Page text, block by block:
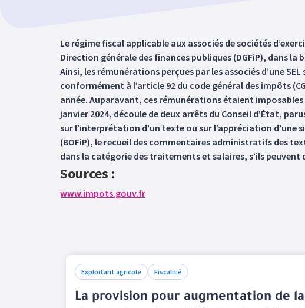
Le régime fiscal applicable aux associés de sociétés
Direction générale des finances publiques (DGFiP), dans
Ainsi, les rémunérations perçues par les associés d’une
conformément à l’article 92 du code général des impôts
année. Auparavant, ces rémunérations étaient
janvier 2024, découle de deux arrêts du Conseil d’État,
sur l’interprétation d’un texte ou sur l’appréciation
(BOFiP), le recueil des commentaires administratifs des
dans la catégorie des traitements et salaires, s’ils
Sources :
www.impots.gouv.fr
Exploitant agricole Fiscalité
La provision pour augmentation de